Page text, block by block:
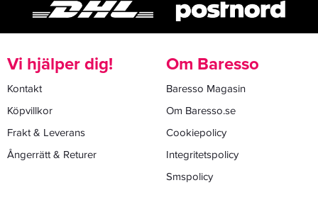
Vi hjälper dig!
Kontakt
Köpvillkor
Frakt & Leverans
Ångerrätt & Returer
Om Baresso
Baresso Magasin
Om Baresso.se
Cookiepolicy
Integritetspolicy
Smspolicy